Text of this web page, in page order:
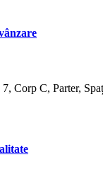
Corp C, Parter,